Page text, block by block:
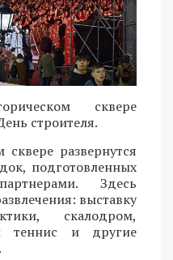
сквере
строителя.
развернутся
подготовленных
Здесь
выставку
скалодром,
теннис и другие